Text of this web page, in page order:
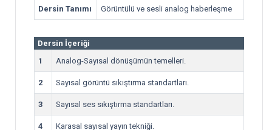
Dersin Tanımı Görüntülü ve sesli analog haberleşme
Dersin İçeriği
1
Analog-Sayısal dönüşümün temelleri.
2 Sayısal görüntü sıkıştırma standartları.
3 Sayısal ses sıkıştırma standartları.
4 Karasal sayısal yayın tekniği.